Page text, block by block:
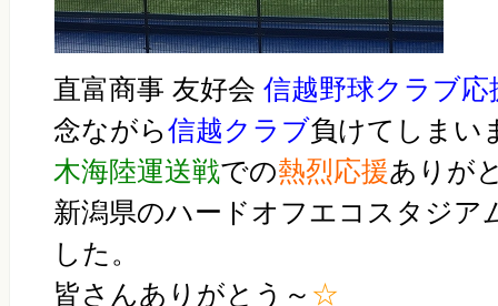
直富商事 友好会信越野球クラブ応
念ながら信越クラブ負けてしまい
木海陸運送戦での熱烈応援ありが
新潟県のハードオフエコスタジア
した。
皆さんありがとう～ ☆